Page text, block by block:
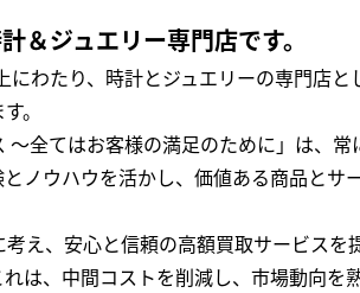
＆ジュエリー専門店です。
わたり、時計とジュエリーの専門店
。
全てはお客様の満足のために」は、
ノウハウを活かし、価値ある商品と
え、安心と信頼の高額買取サービス
は、中間コストを削減し、市場動向を